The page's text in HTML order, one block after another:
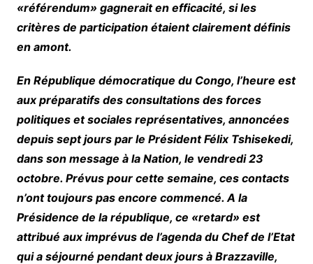
«référendum» gagnerait en efficacité, si les
critères de participation étaient clairement définis
en amont.
En République démocratique du Congo, l’heure est
aux préparatifs des consultations des forces
politiques et sociales représentatives, annoncées
depuis sept jours par le Président Félix Tshisekedi,
dans son message à la Nation, le vendredi 23
octobre. Prévus pour cette semaine, ces contacts
n’ont toujours pas encore commencé. A la
Présidence de la république, ce «retard» est
attribué aux imprévus de l’agenda du Chef de l’Etat
qui a séjourné pendant deux jours à Brazzaville,